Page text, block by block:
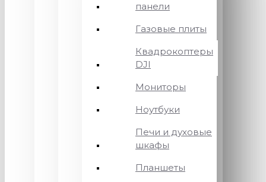
панели
Газовые плиты
Квадрокоптеры
DJI
Мониторы
Ноутбуки
Печи и духовые
шкафы
Планшеты